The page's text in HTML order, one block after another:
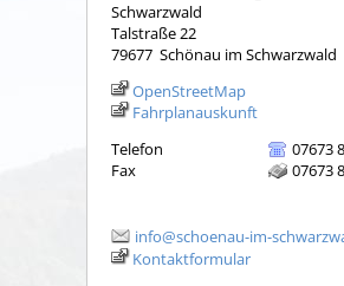
Schwarzwald
Talstraße 22
79677 Schönau im Schwarzwald
OpenStreetMap
Fahrplanauskunft
Telefon
07673
Fax
07673
info@schoenau-im-
Kontaktformular